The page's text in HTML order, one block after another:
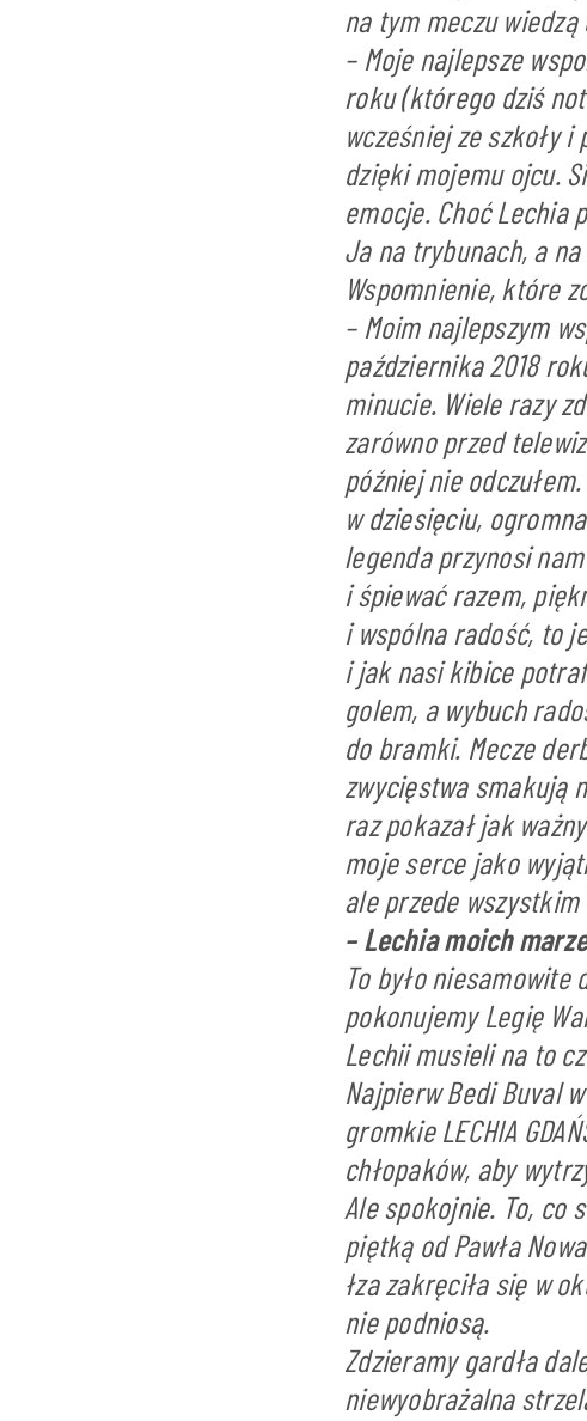
na tym meczu
– Moje najlepsze
roku (którego dziś
wcześniej ze szkoły
dzięki mojemu ojcu.
emocje. Choć Lechia
Ja na trybunach, a
Wspomnienie, które
– Moim najlepszym
października 2018
minucie. Wiele razy
zarówno przed
później nie
w dziesięciu,
legenda przynosi
i śpiewać razem,
i wspólna radość, to
i jak nasi kibice
golem, a wybuch
do bramki. Mecze
zwycięstwa smakują
raz pokazał jak
moje serce jako
ale przede
– Lechia moich
To było
pokonujemy Legię
Lechii musieli na to
Najpierw Bedi Buval
gromkie LECHIA
chłopaków, aby
Ale spokojnie. To, co
piętką od Pawła
łza zakręciła się w
nie podniosą.
Zdzieramy gardła
niewyobrażalna